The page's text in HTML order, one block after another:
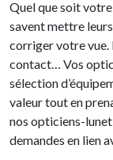
Quel que soit
savent mettre
corriger votre vue.
contact… Vos
sélection
valeur tout en
nos opticiens-
demandes en lien